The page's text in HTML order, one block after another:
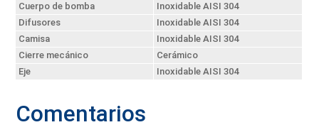
Cuerpo de bomba
Inoxidable AISI 304
Difusores
Inoxidable AISI 304
Camisa
Inoxidable AISI 304
Cierre mecánico
Cerámico
Eje
Inoxidable AISI 304
Comentarios